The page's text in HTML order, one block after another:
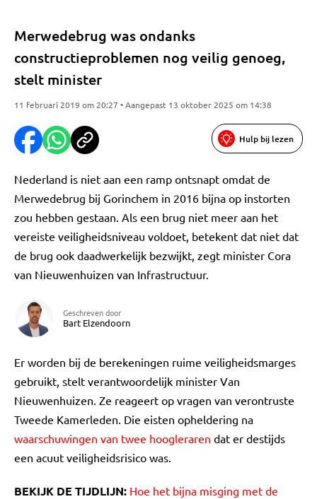
Merwedebrug was ondanks
constructieproblemen nog veilig genoeg,
stelt minister
11 februari 2019 om 20:27 • Aangepast 13 oktober 2025 om 14:38
Hulp bij lezen
Nederland is niet aan een ramp ontsnapt omdat de
Merwedebrug bij Gorinchem in 2016 bijna op instorten
zou hebben gestaan. Als een brug niet meer aan het
vereiste veiligheidsniveau voldoet, betekent dat niet dat
de brug ook daadwerkelijk bezwijkt, zegt minister Cora
van Nieuwenhuizen van Infrastructuur.
Geschreven door
Bart Elzendoorn
Er worden bij de berekeningen ruime veiligheidsmarges
gebruikt, stelt verantwoordelijk minister Van
Nieuwenhuizen. Ze reageert op vragen van verontruste
Tweede Kamerleden. Die eisten opheldering na
waarschuwingen van twee hoogleraren dat er destijds
een acuut veiligheidsrisico was.
BEKIJK DE TIJDLIJN: Hoe het bijna misging met de